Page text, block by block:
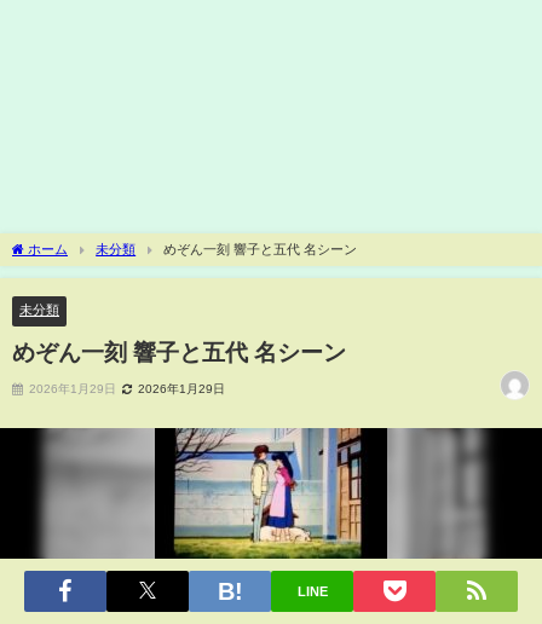
ホーム 未分類 めぞん一刻 響子と五代 名シーン
未分類
めぞん一刻 響子と五代 名シーン
2026年1月29日 2026年1月29日
LINE